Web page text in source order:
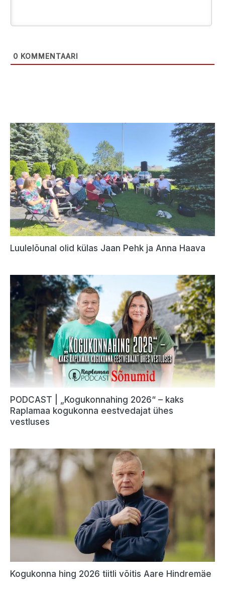
0 KOMMENTAARI
Luulelõunal olid külas Jaan Pehk ja Anna Haava
PODCAST | „Kogukonnahing 2026“ – kaks
Raplamaa kogukonna eestvedajat ühes
vestluses
Kogukonna hing 2026 tiitli võitis Aare Hindremäe